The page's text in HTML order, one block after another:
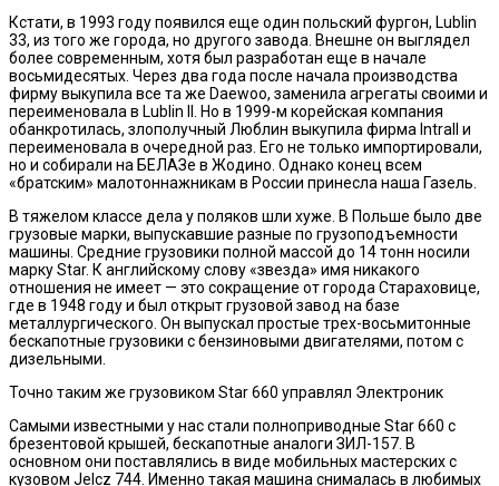
Кстати, в 1993 году появился еще один польский фургон, Lublin
33, из того же города, но другого завода. Внешне он выглядел
более современным, хотя был разработан еще в начале
восьмидесятых. Через два года после начала производства
фирму выкупила все та же Daewoo, заменила агрегаты своими и
переименовала в Lublin II. Но в 1999-м корейская компания
обанкротилась, злополучный Люблин выкупила фирма Intrall и
переименовала в очередной раз. Его не только импортировали,
но и собирали на БЕЛАЗе в Жодино. Однако конец всем
«братским» малотоннажникам в России принесла наша Газель.
В тяжелом классе дела у поляков шли хуже. В Польше было две
грузовые марки, выпускавшие разные по грузоподъемности
машины. Средние грузовики полной массой до 14 тонн носили
марку Star. К английскому слову «звезда» имя никакого
отношения не имеет — это сокращение от города Стараховице,
где в 1948 году и был открыт грузовой завод на базе
металлургического. Он выпускал простые трех-восьмитонные
бескапотные грузовики с бензиновыми двигателями, потом с
дизельными.
Точно таким же грузовиком Star 660 управлял Электроник
Самыми известными у нас стали полноприводные Star 660 с
брезентовой крышей, бескапотные аналоги ЗИЛ-157. В
основном они поставлялись в виде мобильных мастерских с
кузовом Jelcz 744. Именно такая машина снималась в любимых